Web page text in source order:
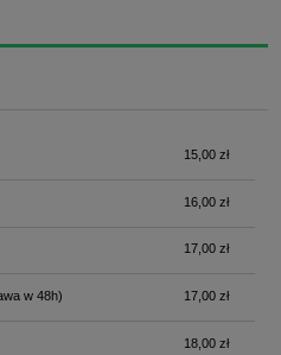
płatności
15,00 zł
16,00 zł
17,00 zł
w 48h) 17,00 zł
18,00 zł